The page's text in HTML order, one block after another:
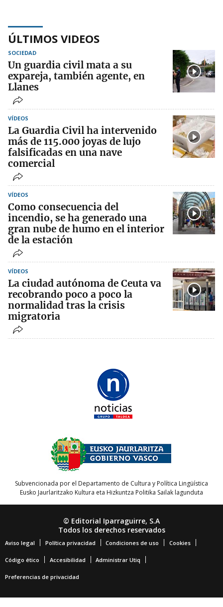
ÚLTIMOS VIDEOS
SOCIEDAD
Un guardia civil mata a su
expareja, también agente, en
Llanes
VÍDEOS
La Guardia Civil ha intervenido
más de 115.000 joyas de lujo
falsificadas en una nave
comercial
VÍDEOS
Como consecuencia del
incendio, se ha generado una
gran nube de humo en el interior
de la estación
VÍDEOS
La ciudad autónoma de Ceuta va
recobrando poco a poco la
normalidad tras la crisis
migratoria
Subvencionada por el Departamento de Cultura y Política Lingüística
Eusko Jaurlaritzako Kultura eta Hizkuntza Politika Sailak lagunduta
© Editorial Iparraguirre, S.A
Todos los derechos reservados
Aviso legal Política privacidad Condiciones de uso Cookies
Código ético Accesibilidad Administrar Utiq
Preferencias de privacidad